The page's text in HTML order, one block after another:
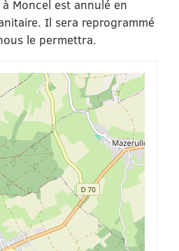
Moncel est annulé en
Il sera reprogrammé
le permettra.